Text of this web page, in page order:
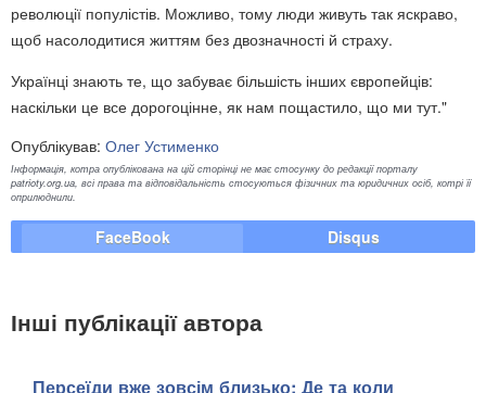
революції популістів. Можливо, тому люди живуть так яскраво,
щоб насолодитися життям без двозначності й страху.
Українці знають те, що забуває більшість інших європейців:
наскільки це все дорогоцінне, як нам пощастило, що ми тут."
Опублікував: Олег Устименко
Інформація, котра опублікована на цій сторінці не має стосунку до редакції порталу
patrioty.org.ua, всі права та відповідальність стосуються фізичних та юридичних осіб, котрі її
оприлюднили.
FaceBook Disqus
Інші публікації автора
Персеїди вже зовсім близько: Де та коли